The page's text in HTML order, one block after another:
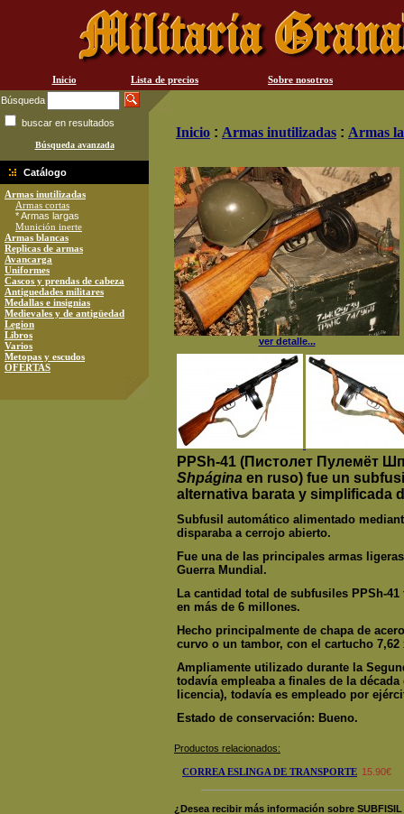
Inicio Lista de precios
Sobre nosotros
Búsqueda
buscar en resultados
Búsqueda avanzada
Catálogo
Armas inutilizadas
Armas cortas
* Armas largas
Munición inerte
Armas blancas
Replicas de armas
Avancarga
Uniformes
Cascos y prendas de cabeza
Antiguedades militares
Medallas e insignias
Medievales y de antigüedad
Legion
Libros
Varios
Metopas y escudos
OFERTAS
Inicio : Armas inutilizadas : Armas
ver detalle...
PPSh-41 (Пистолет Пулемёт
Shpágina en ruso) fue un
alternativa barata y simplificada
Subfusil automático alimentado
disparaba a cerrojo abierto.
Fue una de las principales armas
Guerra Mundial.
La cantidad total de subfusiles PPSh-
en más de 6 millones.
Hecho principalmente de chapa de
curvo o un tambor, con el cartucho 7,62
Ampliamente utilizado durante la
todavía empleaba a finales de la
licencia), todavía es empleado por
Estado de conservación: Bueno.
Productos relacionados:
CORREA ESLINGA DE TRANSPORTE 15.90€
¿Desea recibir más información sobre SUBFISIL